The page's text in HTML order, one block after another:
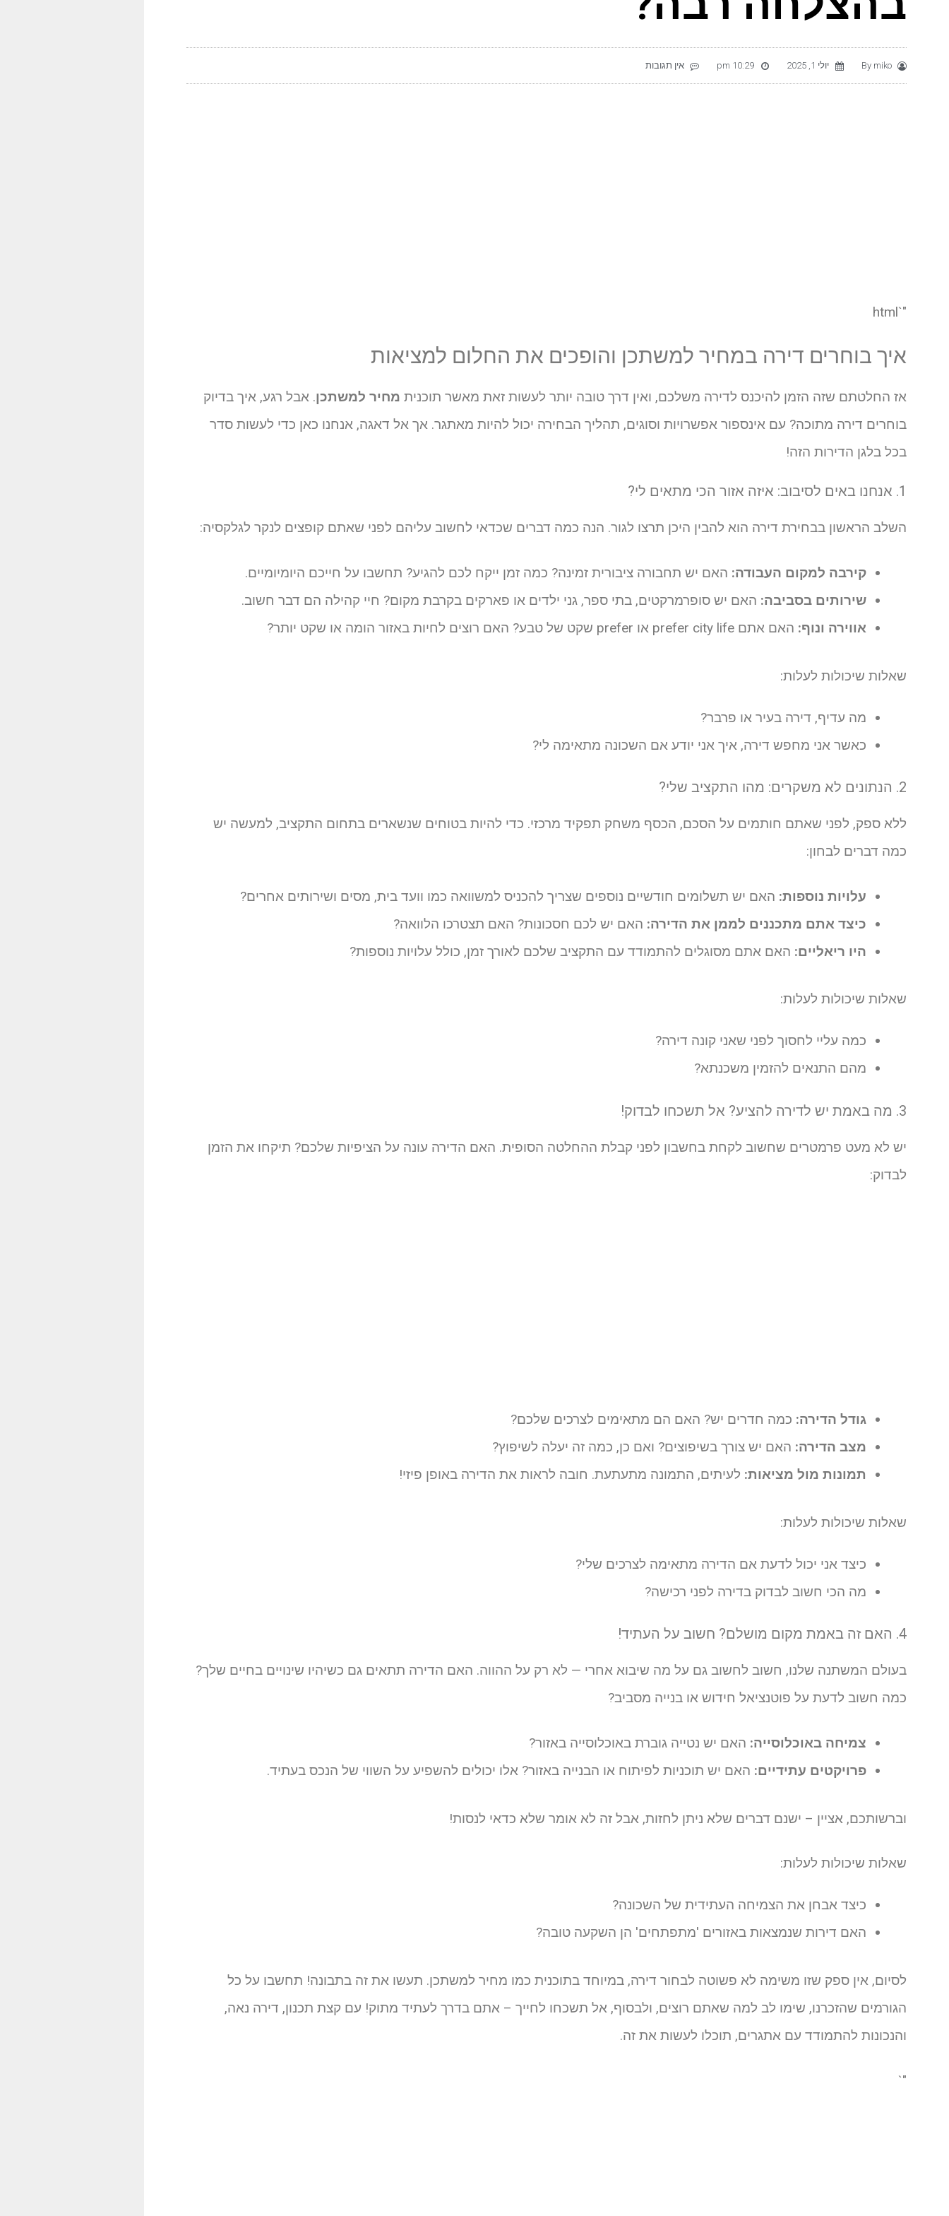
By miko יולי 1, 2025 10:29 pm אין תגובות
"`html
איך בוחרים דירה במחיר למשתכן והופכים את החלום למציאות
אז החלטתם שזה הזמן להיכנס לדירה משלכם, ואין דרך טובה יותר לעשות זאת מאשר תוכנית מחיר למשתכן. אבל רגע, איך בדיוק
בוחרים דירה מתוכה? עם אינספור אפשרויות וסוגים, תהליך הבחירה יכול להיות מאתגר. אך אל דאגה, אנחנו כאן כדי לעשות סדר
בכל בלגן הדירות הזה!
1. אנחנו באים לסיבוב: איזה אזור הכי מתאים לי?
השלב הראשון בבחירת דירה הוא להבין היכן תרצו לגור. הנה כמה דברים שכדאי לחשוב עליהם לפני שאתם קופצים לנקר לגלקסיה:
קירבה למקום העבודה: האם יש תחבורה ציבורית זמינה? כמה זמן ייקח לכם להגיע? תחשבו על חייכם היומיומיים.
שירותים בסביבה: האם יש סופרמרקטים, בתי ספר, גני ילדים או פארקים בקרבת מקום? חיי קהילה הם דבר חשוב.
אווירה ונוף: האם אתם prefer city life או prefer שקט של טבע? האם רוצים לחיות באזור הומה או שקט יותר?
שאלות שיכולות לעלות:
מה עדיף, דירה בעיר או פרבר?
כאשר אני מחפש דירה, איך אני יודע אם השכונה מתאימה לי?
2. הנתונים לא משקרים: מהו התקציב שלי?
ללא ספק, לפני שאתם חותמים על הסכם, הכסף משחק תפקיד מרכזי. כדי להיות בטוחים שנשארים בתחום התקציב, למעשה יש
כמה דברים לבחון:
עלויות נוספות: האם יש תשלומים חודשיים נוספים שצריך להכניס למשוואה כמו וועד בית, מסים ושירותים אחרים?
כיצד אתם מתכננים לממן את הדירה: האם יש לכם חסכונות? האם תצטרכו הלוואה?
היו ריאליים: האם אתם מסוגלים להתמודד עם התקציב שלכם לאורך זמן, כולל עלויות נוספות?
שאלות שיכולות לעלות:
כמה עליי לחסוך לפני שאני קונה דירה?
מהם התנאים להזמין משכנתא?
3. מה באמת יש לדירה להציע? אל תשכחו לבדוק!
יש לא מעט פרמטרים שחשוב לקחת בחשבון לפני קבלת ההחלטה הסופית. האם הדירה עונה על הציפיות שלכם? תיקחו את הזמן
לבדוק:
גודל הדירה: כמה חדרים יש? האם הם מתאימים לצרכים שלכם?
מצב הדירה: האם יש צורך בשיפוצים? ואם כן, כמה זה יעלה לשיפוץ?
תמונות מול מציאות: לעיתים, התמונה מתעתעת. חובה לראות את הדירה באופן פיזי!
שאלות שיכולות לעלות:
כיצד אני יכול לדעת אם הדירה מתאימה לצרכים שלי?
מה הכי חשוב לבדוק בדירה לפני רכישה?
4. האם זה באמת מקום מושלם? חשוב על העתיד!
בעולם המשתנה שלנו, חשוב לחשוב גם על מה שיבוא אחרי — לא רק על ההווה. האם הדירה תתאים גם כשיהיו שינויים בחיים שלך?
כמה חשוב לדעת על פוטנציאל חידוש או בנייה מסביב?
צמיחה באוכלוסייה: האם יש נטייה גוברת באוכלוסייה באזור?
פרויקטים עתידיים: האם יש תוכניות לפיתוח או הבנייה באזור? אלו יכולים להשפיע על השווי של הנכס בעתיד.
וברשותכם, אציין – ישנם דברים שלא ניתן לחזות, אבל זה לא אומר שלא כדאי לנסות!
שאלות שיכולות לעלות:
כיצד אבחן את הצמיחה העתידית של השכונה?
האם דירות שנמצאות באזורים 'מתפתחים' הן השקעה טובה?
לסיום, אין ספק שזו משימה לא פשוטה לבחור דירה, במיוחד בתוכנית כמו מחיר למשתכן. תעשו את זה בתבונה! תחשבו על כל
הגורמים שהזכרנו, שימו לב למה שאתם רוצים, ולבסוף, אל תשכחו לחייך – אתם בדרך לעתיד מתוק! עם קצת תכנון, דירה נאה,
והנכונות להתמודד עם אתגרים, תוכלו לעשות את זה.
"`